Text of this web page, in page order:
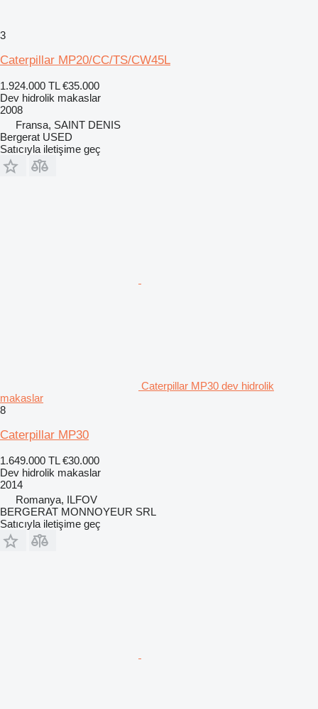
3
Caterpillar MP20/CC/TS/CW45L
1.924.000 TL €35.000
Dev hidrolik makaslar
2008
Fransa, SAINT DENIS
Bergerat USED
Satıcıyla iletişime geç
Caterpillar MP30 dev hidrolik
makaslar
8
Caterpillar MP30
1.649.000 TL €30.000
Dev hidrolik makaslar
2014
Romanya, ILFOV
BERGERAT MONNOYEUR SRL
Satıcıyla iletişime geç